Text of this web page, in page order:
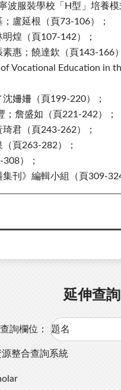
服裝學校「H型」培養模
盧延根（頁73-106）；
煌（頁107-142）；
惠；饒達欽（頁143-166
Vocational Education in
姍姍（頁199-220）；
詹盛如（頁221-242）；
君（頁243-262）；
頁263-282）；
）；
刊》編輯小組（頁309-324
延伸查詢
詢欄位：
整合查詢系統